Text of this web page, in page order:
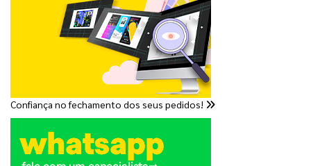
Confiança no fechamento dos seus pedidos!